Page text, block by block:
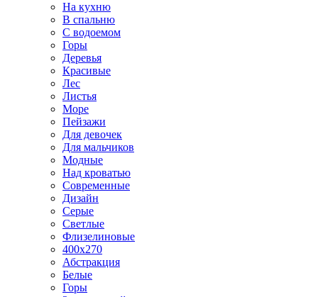
На кухню
В спальню
С водоемом
Горы
Деревья
Красивые
Лес
Листья
Море
Пейзажи
Для девочек
Для мальчиков
Модные
Над кроватью
Современные
Дизайн
Серые
Светлые
Флизелиновые
400х270
Абстракция
Белые
Горы